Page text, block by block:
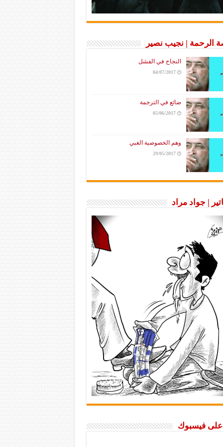
الرحمة | نجيب نصير
النجاح في الفشل
04/07/2017
ضائع في الترجمة
05/06/2017
وهم الخصوصية الغبي
29/05/2017
| جواد مراد
على فيسبوك